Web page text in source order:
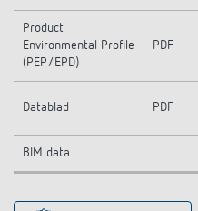
Product
Environmental Profile
(PEP/EPD)
PDF
Datablad PDF
BIM data